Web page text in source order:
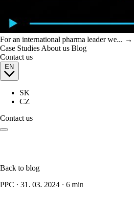
For an international pharma leader we... →
Case Studies About us Blog
Contact us
EN
SK
CZ
Contact us
Back to blog
PPC · 31. 03. 2024 · 6 min